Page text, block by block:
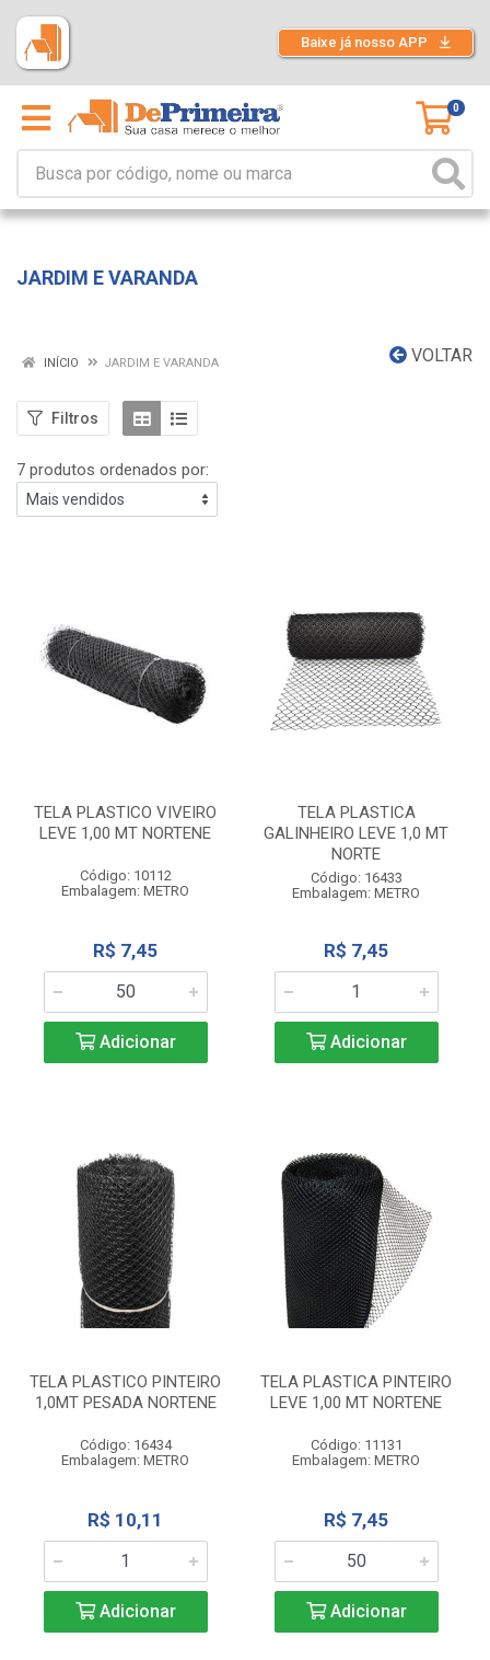
Baixe já nosso APP
0
JARDIM E VARANDA
VOLTAR
INÍCIO JARDIM E VARANDA
Filtros
7 produtos ordenados por:
TELA PLASTICO VIVEIRO
LEVE 1,00 MT NORTENE
Código: 10112
Embalagem: METRO
R$ 7,45
Adicionar
TELA PLASTICA
GALINHEIRO LEVE 1,0 MT
NORTE
Código: 16433
Embalagem: METRO
R$ 7,45
Adicionar
TELA PLASTICO PINTEIRO
1,0MT PESADA NORTENE
Código: 16434
Embalagem: METRO
R$ 10,11
Adicionar
TELA PLASTICA PINTEIRO
LEVE 1,00 MT NORTENE
Código: 11131
Embalagem: METRO
R$ 7,45
Adicionar